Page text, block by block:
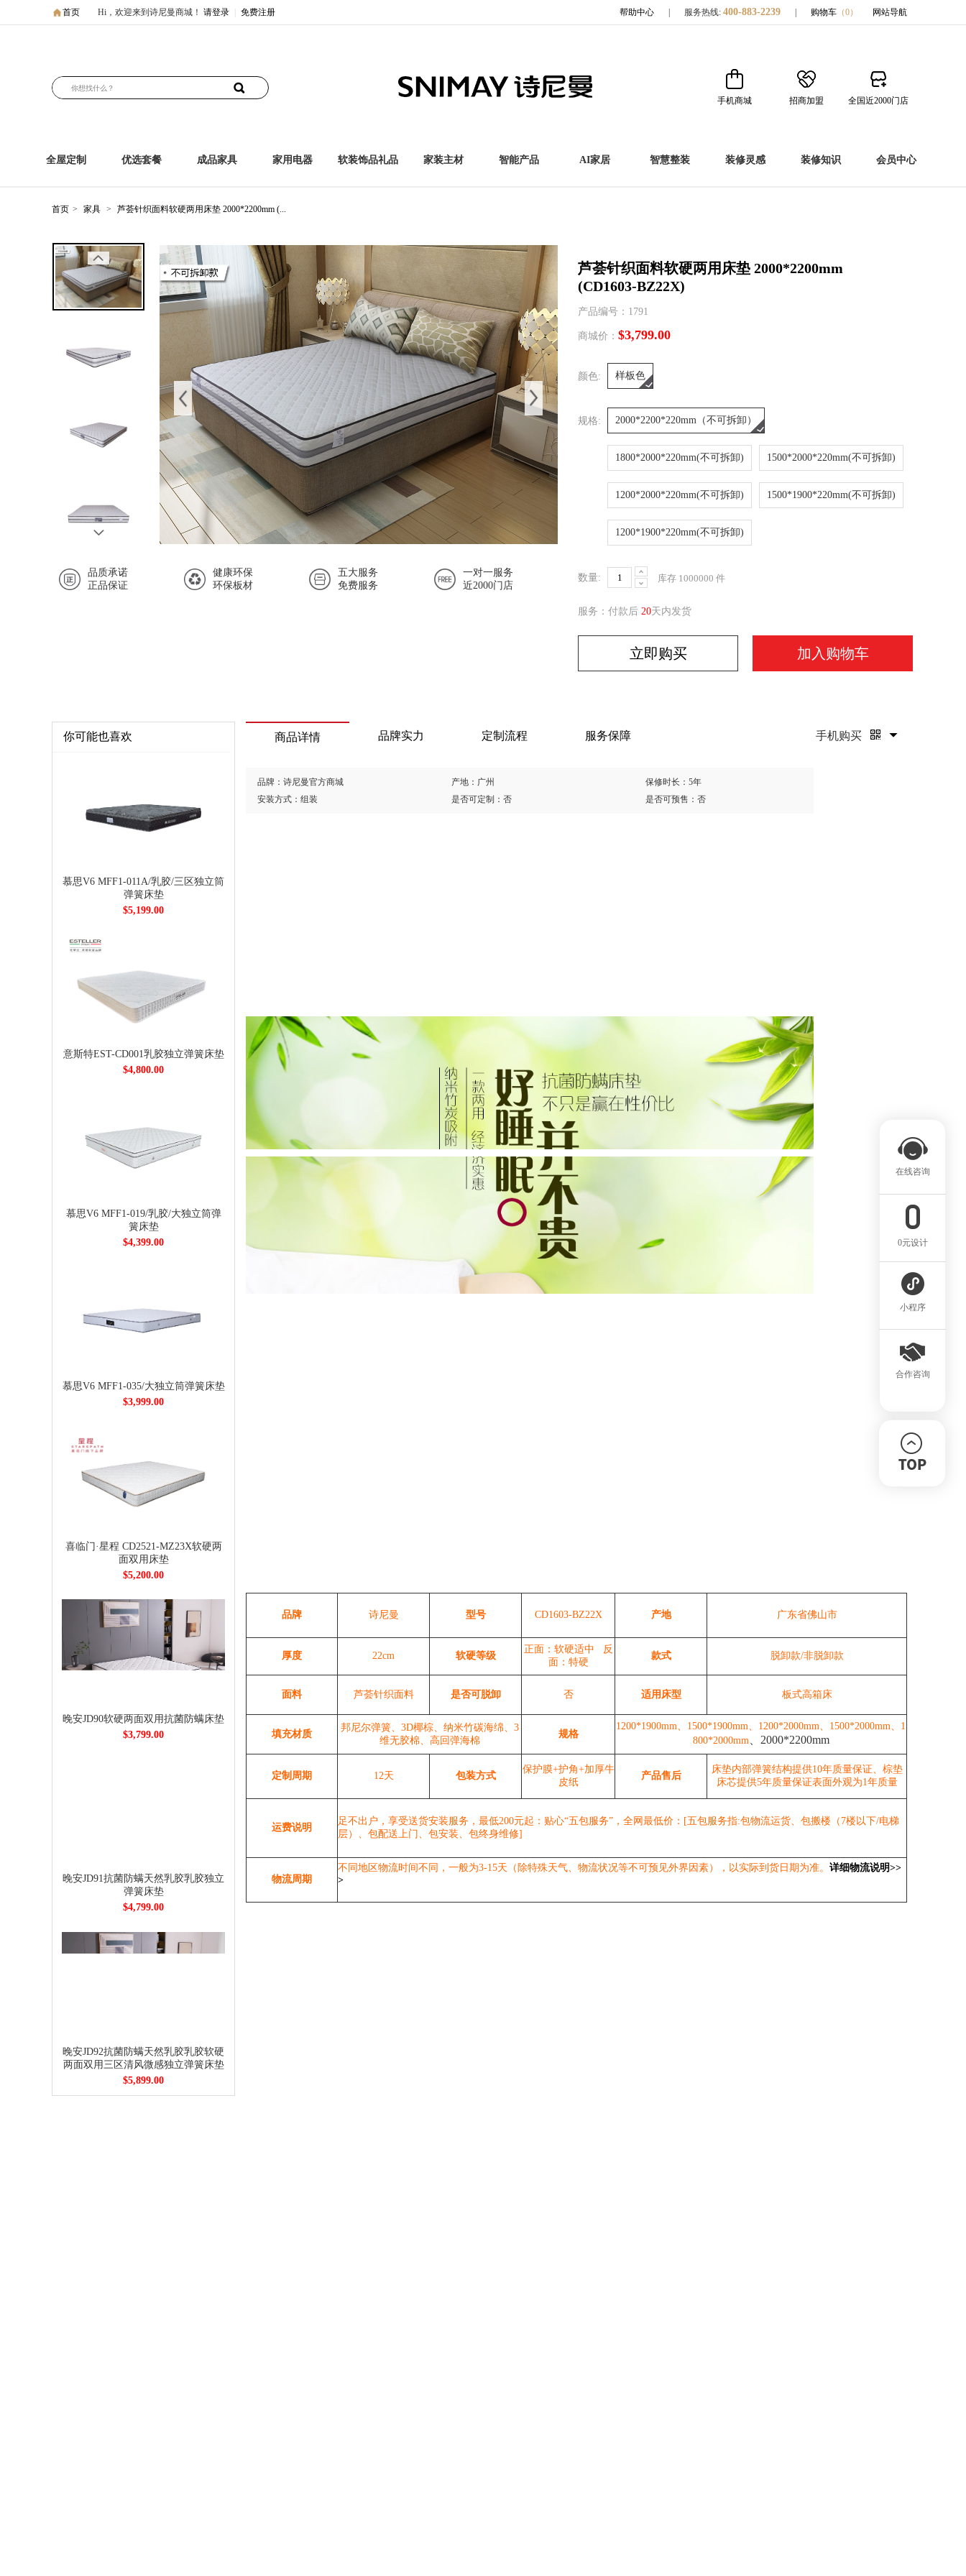
首页 Hi，欢迎来到诗尼曼商城！ 请登录 免费注册 帮助中心 服务热线: 400-883-2239 购物车 （0） 网站导航
手机商城 招商加盟 全国近2000门店
全屋定制 优选套餐 成品家具 家用电器 软装饰品礼品 家装主材 智能产品 AI家居 智慧整装 装修灵感 装修知识 会员中心
首页 > 家具 > 芦荟针织面料软硬两用床垫 2000*2200mm (...
芦荟针织面料软硬两用床垫 2000*2200mm
(CD1603-BZ22X)
产品编号：1791
商城价： $3,799.00
颜色: 样板色
规格: 2000*2200*220mm（不可拆卸）
1800*2000*220mm(不可拆卸) 1500*2000*220mm(不可拆卸)
1200*2000*220mm(不可拆卸) 1500*1900*220mm(不可拆卸)
1200*1900*220mm(不可拆卸)
数量: 库存 1000000 件
服务：付款后 20天内发货
立即购买 加入购物车
品质承诺
正品保证
健康环保
环保板材
五大服务
免费服务
一对一服务
近2000门店
你可能也喜欢
慕思V6 MFF1-011A/乳胶/三区独立筒
弹簧床垫
$5,199.00
意斯特EST-CD001乳胶独立弹簧床垫
$4,800.00
慕思V6 MFF1-019/乳胶/大独立筒弹
簧床垫
$4,399.00
慕思V6 MFF1-035/大独立筒弹簧床垫
$3,999.00
喜临门·星程 CD2521-MZ23X软硬两
面双用床垫
$5,200.00
晚安JD90软硬两面双用抗菌防螨床垫
$3,799.00
晚安JD91抗菌防螨天然乳胶乳胶独立
弹簧床垫
$4,799.00
晚安JD92抗菌防螨天然乳胶乳胶软硬
两面双用三区清风微感独立弹簧床垫
$5,899.00
商品详情 品牌实力 定制流程 服务保障 手机购买
品牌：诗尼曼官方商城 产地：广州
保修时长：5年
安装方式：组装
是否可定制：否 是否可预售：否
品牌 诗尼曼 型号 CD1603-BZ22X 产地 广东省佛山市
厚度 22cm 软硬等级
正面：软硬适中 反
面：特硬
款式 脱卸款/非脱卸款
面料 芦荟针织面料 是否可脱卸 否 适用床型 板式高箱床
填充材质
邦尼尔弹簧、3D椰棕、纳米竹碳海绵、3
维无胶棉、高回弹海棉
规格
1200*1900mm、1500*1900mm、1200*2000mm、1500*2000mm、1
800*2000mm 、2000*2200mm
定制周期 12天 包装方式
保护膜+护角+加厚牛
皮纸
产品售后
床垫内部弹簧结构提供10年质量保证、棕垫
床芯提供5年质量保证表面外观为1年质量
运费说明
足不出户，享受送货安装服务，最低200元起：贴心“五包服务”，全网最低价：[五包服务指:包物流运货、包搬楼（7楼以下/电梯
层）、包配送上门、包安装、包终身维修]
物流周期
不同地区物流时间不同，一般为3-15天（除特殊天气、物流状况等不可预见外界因素），以实际到货日期为准。 详细物流说明>>
>
在线咨询
0元设计
小程序
合作咨询